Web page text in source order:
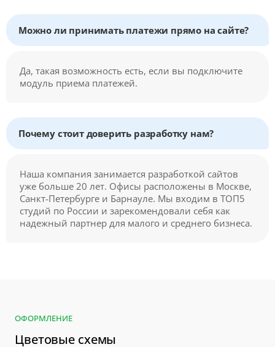
Можно ли принимать платежи прямо на сайте?
Да, такая возможность есть, если вы подключите
модуль приема платежей.
Почему стоит доверить разработку нам?
Наша компания занимается разработкой сайтов
уже больше 20 лет. Офисы расположены в Москве,
Санкт-Петербурге и Барнауле. Мы входим в ТОП5
студий по России и зарекомендовали себя как
надежный партнер для малого и среднего бизнеса.
ОФОРМЛЕНИЕ
Цветовые схемы